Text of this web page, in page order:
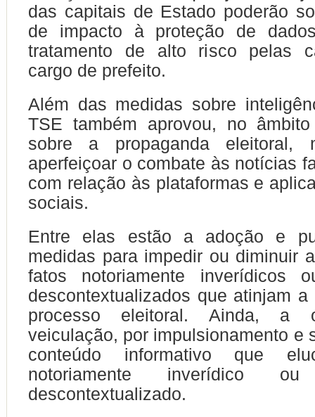
das capitais de Estado poderão
de impacto à proteção de
tratamento de alto risco pelas
cargo de prefeito.
Além das medidas sobre
TSE também aprovou, no
sobre a propaganda eleitoral,
aperfeiçoar o combate às notícias
com relação às plataformas e
sociais.
Entre elas estão a adoção e
medidas para impedir ou diminuir
fatos notoriamente inverídicos
descontextualizados que atinjam a
processo eleitoral. Ainda, a
veiculação, por impulsionamento e
conteúdo informativo que
notoriamente inverídico ou
descontextualizado.